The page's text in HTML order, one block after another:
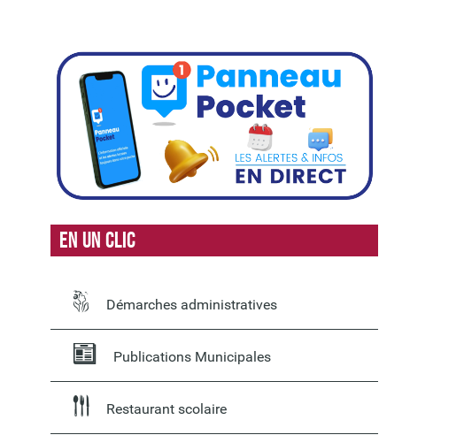
En un clic
Démarches administratives
Publications Municipales
Restaurant scolaire